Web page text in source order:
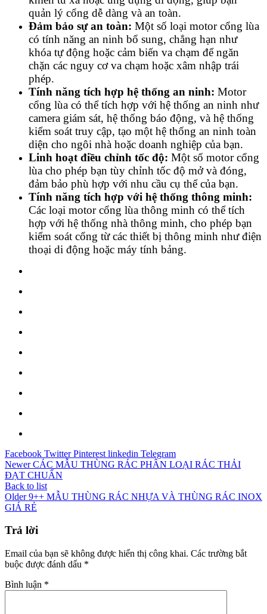
quản lý cổng dễ dàng và an toàn.
Đảm bảo sự an toàn: Một số loại motor cổng lùa
có tính năng an ninh bổ sung, chẳng hạn như
khóa tự động hoặc cảm biến va chạm để ngăn
chặn các nguy cơ va chạm hoặc xâm nhập trái
phép.
Tính năng tích hợp hệ thống an ninh: Motor
cổng lùa có thể tích hợp với hệ thống an ninh như
camera giám sát, hệ thống báo động, và hệ thống
kiểm soát truy cập, tạo một hệ thống an ninh toàn
diện cho ngôi nhà hoặc doanh nghiệp của bạn.
Linh hoạt điều chỉnh tốc độ: Một số motor cổng
lùa cho phép bạn tùy chỉnh tốc độ mở và đóng,
đảm bảo phù hợp với nhu cầu cụ thể của bạn.
Tính năng tích hợp với hệ thống thông minh:
Các loại motor cổng lùa thông minh có thể tích
hợp với hệ thống nhà thông minh, cho phép bạn
kiểm soát cổng từ các thiết bị thông minh như điện
thoại di động hoặc máy tính bảng.
Facebook Twitter Pinterest linkedin Telegram
Newer CÁC MẪU THÙNG RÁC PHÂN LOẠI RÁC THẢI
ĐẠT CHUẨN
Back to list
Older 9++ MẪU THÙNG RÁC NHỰA VÀ THÙNG RÁC INOX
GIÁ RẺ
Trả lời
Email của bạn sẽ không được hiển thị công khai. Các trường bắt
buộc được đánh dấu *
Bình luận *